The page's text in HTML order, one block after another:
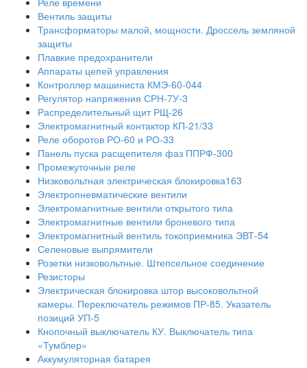
Вентиль защиты
Трансформаторы малой, мощности. Дроссель земляной
защиты
Плавкие предохранители
Аппараты цепей управления
Контроллер машиниста КМЭ-60-044
Регулятор напряжения СРН-7У-3
Распределительный щит РЩ-26
Электромагнитный контактор КП-21/33
Реле оборотов РО-60 и РО-33
Панель пуска расщепителя фаз ППРФ-300
Промежуточные реле
Низковольтная электрическая блокировка163
Электропневматические вентили
Электромагнитные вентили открытого типа
Электромагнитные вентили броневого типа
Электромагнитный вентиль токоприемника ЭВТ-54
Селеновые выпрямители
Розетки низковольтные. Штепсельное соединение
Резисторы
Электрическая блокировка штор высоковольтной
камеры. Переключатель режимов ПР-85. Указатель
позиций УП-5
Кнопочный выключатель КУ. Выключатель типа
«Тумблер»
Аккумуляторная батарея